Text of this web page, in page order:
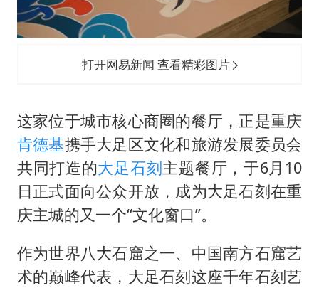
打开网易新闻 查看精彩图片
这家位于城市核心商圈的餐厅，正是重庆
肯德基携手大足区文化和旅游发展委员会
共同打造的大足石刻主题餐厅，于6月10
日正式面向公众开放，成为大足石刻在重
庆主城的又一个“文化窗口”。
作为世界八大石窟之一、中国南方石窟艺
术的巅峰代表，大足石刻这座千年石刻艺